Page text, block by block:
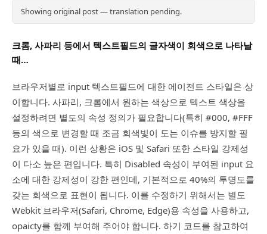
Showing original post — translation pending.
크롬, 사파리 등에서 텍스트필드의 글자색이 회색으로 나타날
때…
브라우저별로 input 텍스트필드에 대한 에이전트 스타일은 상
이합니다. 사파리, 크롬에서 원하는 색상으로 텍스트 색상을
설정하려면 별도의 속성 정의가 필요합니다(특히 #000, #FFF
등의 색으로 변경할 때 조금 회색빛이 도는 이슈를 방지할 필
요가 있을 때). 이런 상황은 iOS 및 Safari 또한 스타일 강제성
이 다소 높은 편입니다. 특히 Disabled 속성이 부여된 input 요
소에 대한 강제성이 강한 편인데, 기본적으로 40%의 투명도를
갖는 회색으로 표현이 됩니다. 이를 수정하기 위해서는 별도
Webkit 브라우저(Safari, Chrome, Edge)용 속성을 사용하고,
opaicty를 함께 부여해 주어야 합니다. 하기 코드를 참고하여